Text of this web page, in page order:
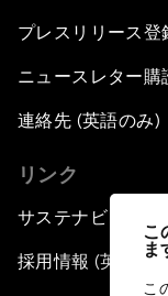
こ
ま
こ
プレスリリース登
ニュースレター購
連絡先 (英語のみ)
リンク
サステナビリティ
採用情報 (英語の